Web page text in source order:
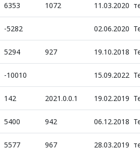
6353 1072 11.03.2020
-5282 02.06.2020
5294 927 19.10.2018
-10010 15.09.2022
142 2021.0.0.1 19.02.2019
5400 942 06.12.2018
5577 967 28.03.2019